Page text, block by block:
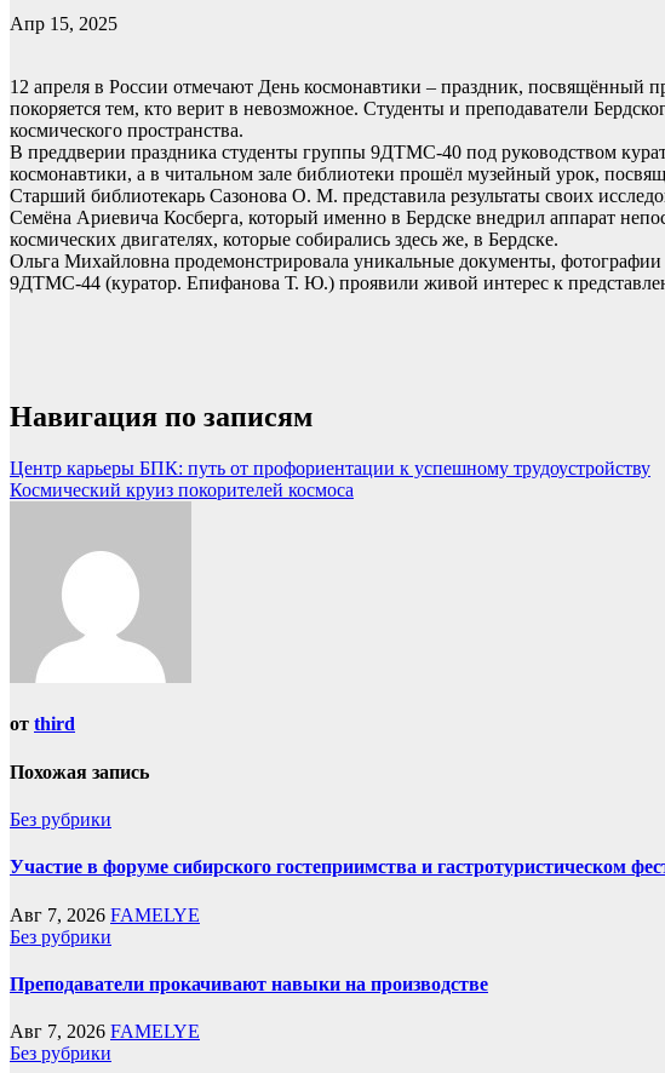
Апр 15, 2025
12 апреля в России отмечают День космонавтики – праздник, посвящённый
покоряется тем, кто верит в невозможное. Студенты и преподаватели
космического пространства.
В преддверии праздника студенты группы 9ДТМС-40 под руководством
космонавтики, а в читальном зале библиотеки прошёл музейный урок,
Старший библиотекарь Сазонова О. М. представила результаты своих
Семёна Ариевича Косберга, который именно в Бердске внедрил аппарат
космических двигателях, которые собирались здесь же, в Бердске.
Ольга Михайловна продемонстрировала уникальные документы,
9ДТМС-44 (куратор. Епифанова Т. Ю.) проявили живой интерес к
Навигация по записям
Центр карьеры БПК: путь от профориентации к успешному трудоустройству
Космический круиз покорителей космоса
от third
Похожая запись
Без рубрики
Участие в форуме сибирского гостеприимства и гастротуристическом
Авг 7, 2026 FAMELYE
Без рубрики
Преподаватели прокачивают навыки на производстве
Авг 7, 2026 FAMELYE
Без рубрики